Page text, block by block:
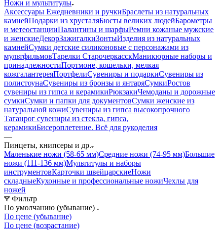
Ножи и мультитулы
Аксессуары Ежедневники и ручкиБраслеты из натуральных
камнейПодарки из хрусталяБюсты великих людейБарометры
и метеостанцииПалантины и шарфыРемни кожаные мужские
и женскиеДекорЗажигалкиЗонтыИзделия из натуральных
камнейСумки детские силиконовые с персонажами из
мультфильмовТарелки СтарочеркасскМаникюрные наборы и
принадлежностиПортмоне, кошельки, мелкая
кожгалантереяПортфелиСувениры и подаркиСувениры из
полистоунаСувениры из бронзы и янтаряСумкиРостов
сувениры из гипса и керамикиРюкзакиЧемоданы и дорожные
сумкиСумки и папки для документовСумки женские из
натуральной кожиСувениры из гипса высокопрочного
Таганрог сувениры из стекла, гипса,
керамикиБисероплетение. Всё для рукоделия
—
Пинцеты, книпсеры и др.
Маленькие ножи (58-65 мм)Средние ножи (74-95 мм)Большие
ножи (111-136 мм)Мультитулы и наборы
инструментовКарточки швейцарскиеНожи
складныеКухонные и профессиональные ножиЧехлы для
ножей
Фильтр
По умолчанию (убывание)
По цене (убывание)
По цене (возрастание)